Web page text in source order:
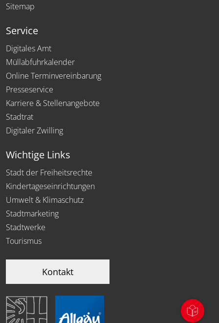
Sitemap
Service
Digitales Amt
Müllabfuhrkalender
Online Terminvereinbarung
Presseservice
Karriere & Stellenangebote
Stadtrat
Digitaler Zwilling
Wichtige Links
Stadt der Freiheitsrechte
Kindertageseinrichtungen
Umwelt & Klimaschutz
Stadtmarketing
Stadtwerke
Tourismus
Kontakt